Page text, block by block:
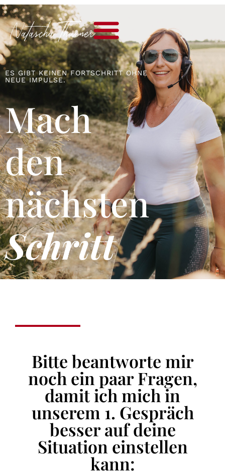
Businessmentorin
ES GIBT KEINEN FORTSCHRITT OHNE
NEUE IMPULSE.
Mach
den
nächsten
Schritt
Bitte beantworte mir
noch ein paar Fragen,
damit ich mich in
unserem 1. Gespräch
besser auf deine
Situation einstellen
kann: